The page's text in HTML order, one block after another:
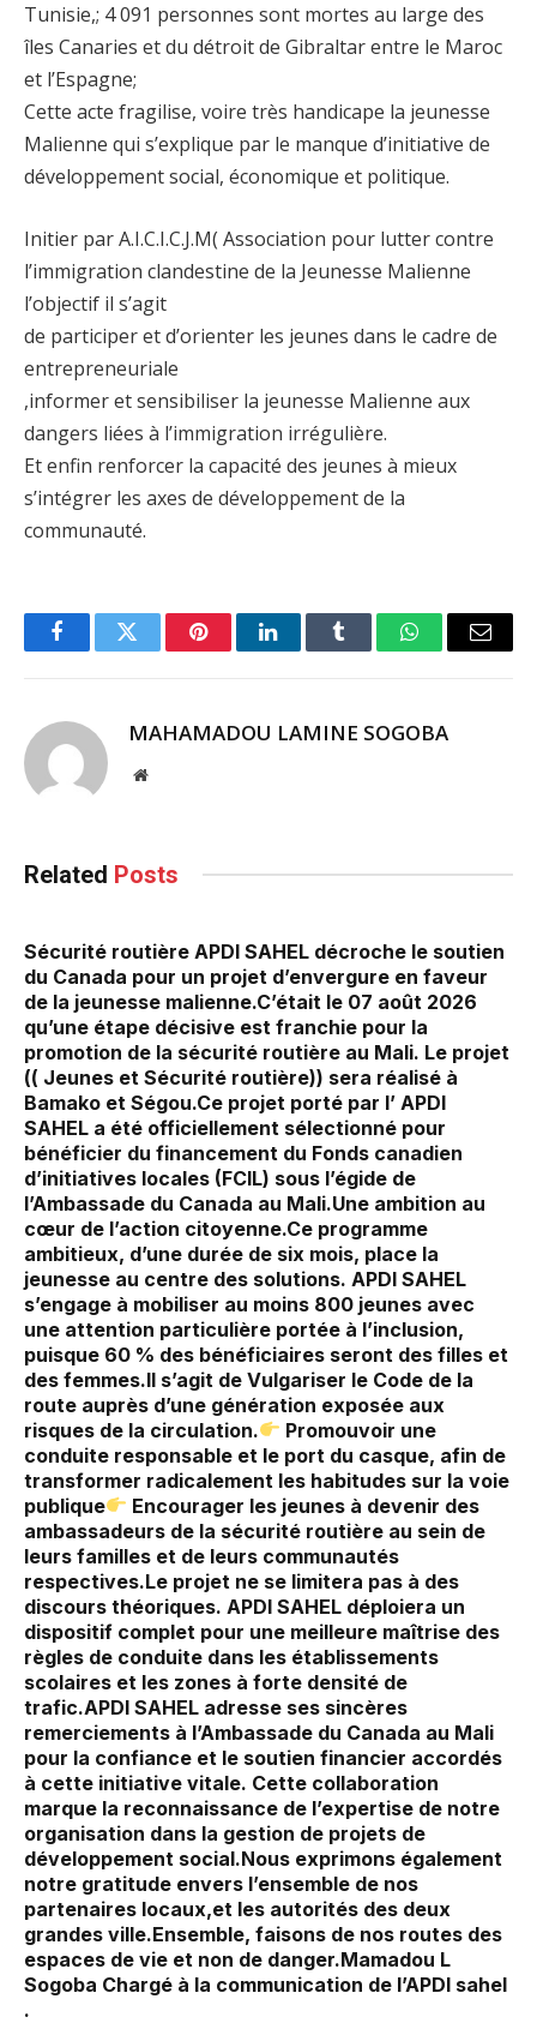
Tunisie,; 4 091 personnes sont mortes au large des
îles Canaries et du détroit de Gibraltar entre le Maroc
et l’Espagne;
Cette acte fragilise, voire très handicape la jeunesse
Malienne qui s’explique par le manque d’initiative de
développement social, économique et politique.
Initier par A.I.C.I.C.J.M( Association pour lutter contre
l’immigration clandestine de la Jeunesse Malienne
l’objectif il s’agit
de participer et d’orienter les jeunes dans le cadre de
entrepreneuriale
,informer et sensibiliser la jeunesse Malienne aux
dangers liées à l’immigration irrégulière.
Et enfin renforcer la capacité des jeunes à mieux
s’intégrer les axes de développement de la
communauté.
FacebookTwitter PinterestLinkedInTumblr WhatsAppEmail
MAHAMADOU LAMINE SOGOBA
Website
Related Posts
Sécurité routière APDI SAHEL décroche le soutien
du Canada pour un projet d’envergure en faveur
de la jeunesse malienne.‎‎C’était le 07 août 2026
qu’une étape décisive est franchie pour la
promotion de la sécurité routière au Mali. Le projet
(( Jeunes et Sécurité routière)) sera réalisé à
Bamako et Ségou.‎Ce projet porté par l’ APDI
SAHEL a été officiellement sélectionné pour
bénéficier du financement du Fonds canadien
d’initiatives locales (FCIL) sous l’égide de
l’Ambassade du Canada au Mali.‎Une ambition au
cœur de l’action citoyenne.‎Ce programme
ambitieux, d’une durée de six mois, place la
jeunesse au centre des solutions. APDI SAHEL
s’engage à mobiliser au moins 800 jeunes avec
une attention particulière portée à l’inclusion,
puisque 60 % des bénéficiaires seront des filles et
des femmes.‎‎Il s’agit de Vulgariser le Code de la
route auprès d’une génération exposée aux
risques de la circulation.‎
Promouvoir une
conduite responsable et le port du casque, afin de
transformer radicalement les habitudes sur la voie
publique‎
Encourager les jeunes à devenir des
ambassadeurs de la sécurité routière au sein de
leurs familles et de leurs communautés
respectives.‎‎‎Le projet ne se limitera pas à des
discours théoriques. APDI SAHEL déploiera un
dispositif complet pour une meilleure maîtrise des
règles de conduite dans les établissements
scolaires et les zones à forte densité de
trafic.‎APDI SAHEL adresse ses sincères
remerciements à l’Ambassade du Canada au Mali
pour la confiance et le soutien financier accordés
à cette initiative vitale. Cette collaboration
marque la reconnaissance de l’expertise de notre
organisation dans la gestion de projets de
développement social.‎‎Nous exprimons également
notre gratitude envers l’ensemble de nos
partenaires locaux,et les autorités des deux
grandes ville.‎Ensemble, faisons de nos routes des
espaces de vie et non de danger.‎‎Mamadou L
Sogoba Chargé à la communication de l’APDI sahel
.